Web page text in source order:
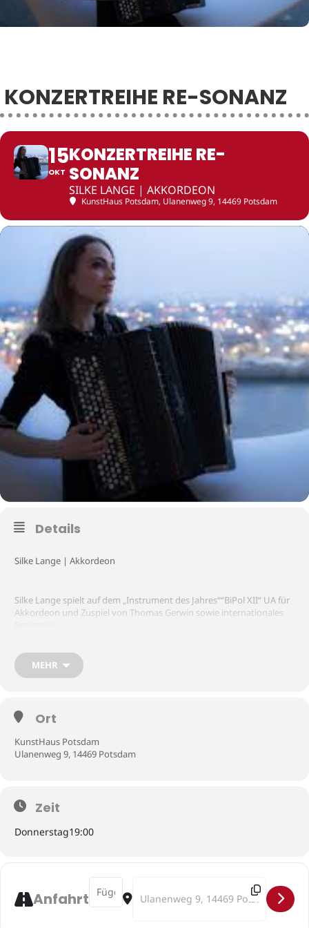
KONZERTREIHE RE-SONANZ
15
OKT
KONZERTREIHE RE-
SONANZ
SILKE LANGE | AKKORDEON
KunstHaus Potsdam, Ulanenweg 9, 14469 Potsdam
Details
Silke Lange | Akkordeon
Silke Lange spielt auf dem „Instrument des Jahres““BiPol XII“ UA für
Akkordeon und Zuspiel von Thomas Gerwin sowie internationales
Künstlerische Leitung: Thomas Gerwin
MEHR
Ort
KunstHaus Potsdam
Ulanenweg 9, 14469 Potsdam
Zeit
Donnerstag19:00
Anfahrt
Address - Konzertreihe re-sonanz []
Destination Address - Konzertreihe